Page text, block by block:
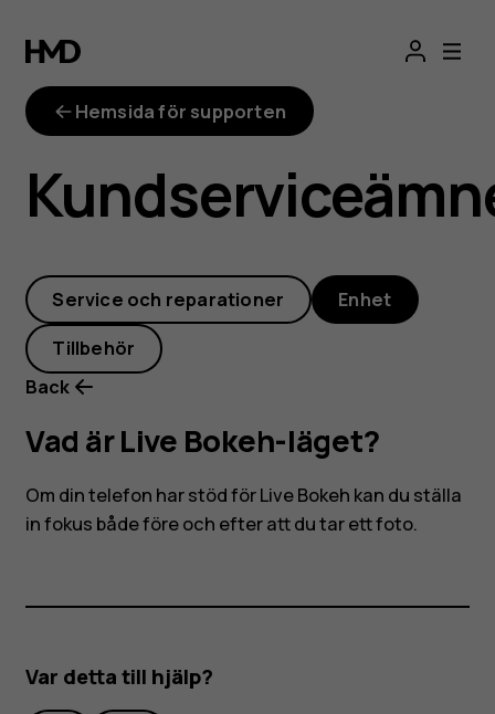
Vad
är
Live
Bokeh-
läget?
Hemsida för supporten
Service och reparationer Enhet
Tillbehör
Back
Vad är Live Bokeh-läget?
Om din telefon har stöd för Live Bokeh kan du ställa
in fokus både före och efter att du tar ett foto.
Var detta till hjälp?